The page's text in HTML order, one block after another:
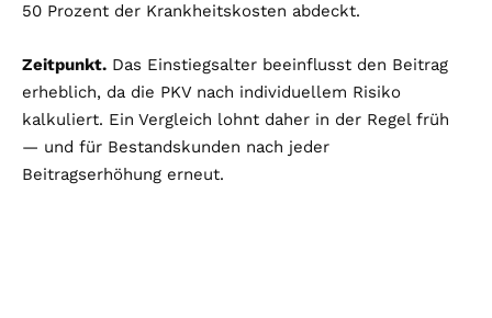
50 Prozent der Krankheitskosten abdeckt.
Zeitpunkt. Das Einstiegsalter beeinflusst den Beitrag
erheblich, da die PKV nach individuellem Risiko
kalkuliert. Ein Vergleich lohnt daher in der Regel früh
— und für Bestandskunden nach jeder
Beitragserhöhung erneut.